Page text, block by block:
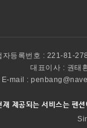
자등록번호 : 221-81-
대표이사 : 권태
E-mail :
재 제공되는 서비스는 펜